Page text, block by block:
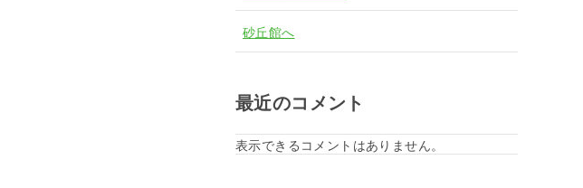
砂丘館へ
最近のコメント
表示できるコメントはありません。